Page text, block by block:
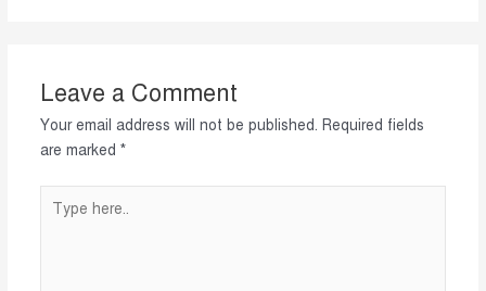
Leave a Comment
Your email address will not be published. Required fields
are marked *
here..